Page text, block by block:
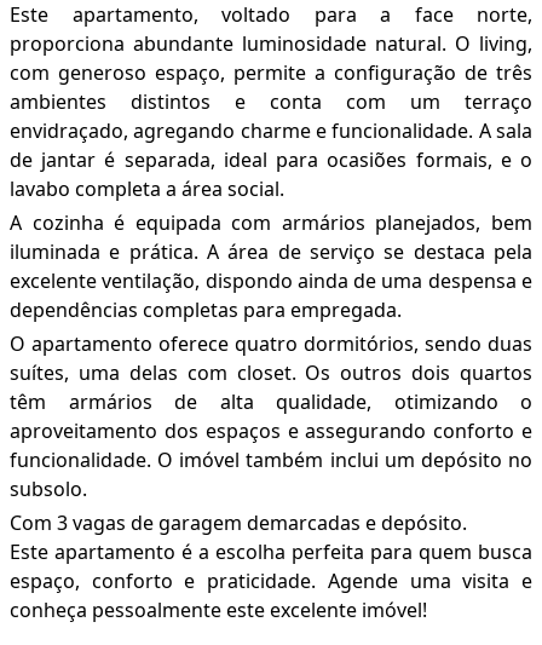
Este apartamento, voltado para a face norte,
proporciona abundante luminosidade natural. O living,
com generoso espaço, permite a configuração de três
ambientes distintos e conta com um terraço
envidraçado, agregando charme e funcionalidade. A sala
de jantar é separada, ideal para ocasiões formais, e o
lavabo completa a área social.
A cozinha é equipada com armários planejados, bem
iluminada e prática. A área de serviço se destaca pela
excelente ventilação, dispondo ainda de uma despensa e
dependências completas para empregada.
O apartamento oferece quatro dormitórios, sendo duas
suítes, uma delas com closet. Os outros dois quartos
têm armários de alta qualidade, otimizando o
aproveitamento dos espaços e assegurando conforto e
funcionalidade. O imóvel também inclui um depósito no
subsolo.
Com 3 vagas de garagem demarcadas e depósito.
Este apartamento é a escolha perfeita para quem busca
espaço, conforto e praticidade. Agende uma visita e
conheça pessoalmente este excelente imóvel!